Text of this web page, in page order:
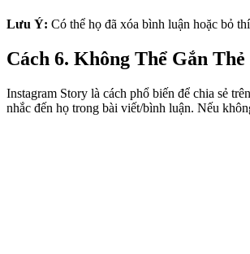
Lưu Ý: Có thể họ đã xóa bình luận hoặc bỏ
Cách 6. Không Thể Gắn
Instagram Story là cách phổ biến để chia sẻ
nhắc đến họ trong bài viết/bình luận. Nếu